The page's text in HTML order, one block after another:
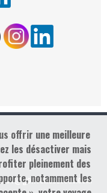
vous
offrir une meilleure
les désactiver mais
pleinement des
notamment les